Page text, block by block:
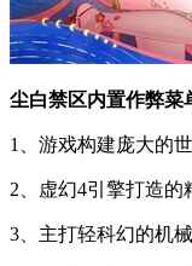
尘白禁区内置作弊菜
1、游戏构建庞大的
2、虚幻4引擎打造的
3、主打轻科幻的机